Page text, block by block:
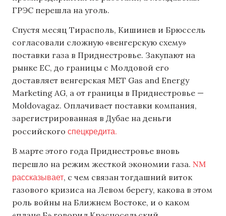
ГРЭС перешла на уголь.
Спустя месяц Тирасполь, Кишинев и Брюссель
согласовали сложную «венгерскую схему»
поставки газа в Приднестровье. Закупают на
рынке ЕС, до границы с Молдовой его
доставляет венгерская MET Gas and Energy
Marketing AG, а от границы в Приднестровье —
Moldovagaz. Оплачивает поставки компания,
зарегистрированная в Дубае на деньги
российского спецкредита.
В марте этого года Приднестровье вновь
перешло на режим жесткой экономии газа. NM
рассказывает, с чем связан тогдашний виток
газового кризиса на Левом берегу, какова в этом
роль войны на Ближнем Востоке, и о каком